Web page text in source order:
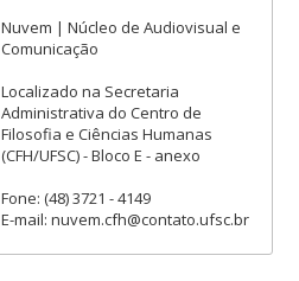
Nuvem | Núcleo de Audiovisual e
Comunicação
Localizado na Secretaria
Administrativa do Centro de
Filosofia e Ciências Humanas
(CFH/UFSC) - Bloco E - anexo
Fone: (48) 3721 - 4149
E-mail: nuvem.cfh@contato.ufsc.br